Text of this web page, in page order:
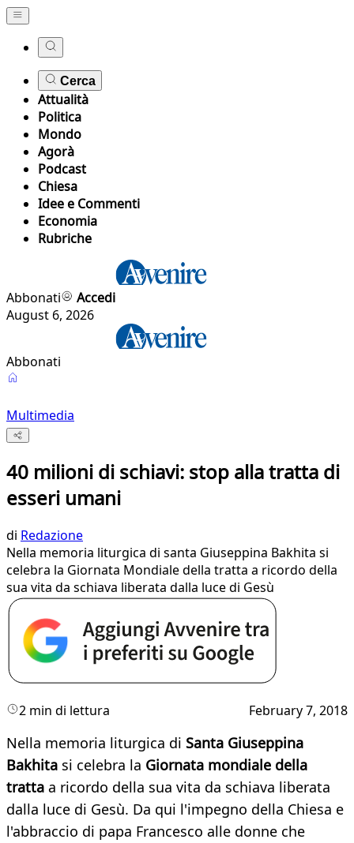
Cerca
Attualità
Politica
Mondo
Agorà
Podcast
Chiesa
Idee e Commenti
Economia
Rubriche
Abbonati
Accedi
August 6, 2026
Abbonati
Multimedia
40 milioni di schiavi: stop alla tratta di
esseri umani
di Redazione
Nella memoria liturgica di santa Giuseppina Bakhita si
celebra la Giornata Mondiale della tratta a ricordo della
sua vita da schiava liberata dalla luce di Gesù
2 min di lettura February 7, 2018
Nella memoria liturgica di Santa Giuseppina
Bakhita si celebra la Giornata mondiale della
tratta a ricordo della sua vita da schiava liberata
dalla luce di Gesù. Da qui l'impegno della Chiesa e
l'abbraccio di papa Francesco alle donne che